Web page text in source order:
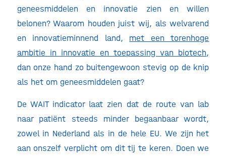
geneesmiddelen en innovatie zien en willen
belonen? Waarom houden juist wij, als welvarend
en innovatieminnend land, met een torenhoge
ambitie in innovatie en toepassing van biotech,
dan onze hand zo buitengewoon stevig op de knip
als het om geneesmiddelen gaat?
De WAIT indicator laat zien dat de route van lab
naar patiënt steeds minder begaanbaar wordt,
zowel in Nederland als in de hele EU. We zijn het
aan onszelf verplicht om dit tij te keren. Doen we